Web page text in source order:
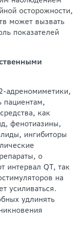
осторожности,
может вызвать
показателей
адреномиметики,
пациентам,
как
фенотиазины,
ингибиторы
о
интервал QT, так
на
усиливаться.
удлинять